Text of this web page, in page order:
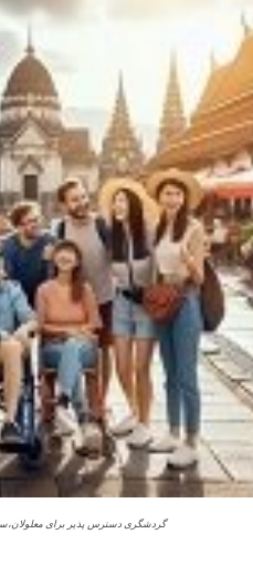
گردشگری دسترس پذیر برای